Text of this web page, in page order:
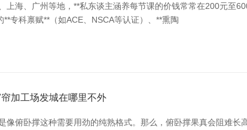
上海、广州等地，**私东谈主涵养每节课的价钱常常在200元至
专科禀赋**（如ACE、NSCA等认证）、**熏陶
加工场发城在哪里不外
俯卧撑这种需要用劲的纯熟格式。那么，俯卧撑果真会阻难